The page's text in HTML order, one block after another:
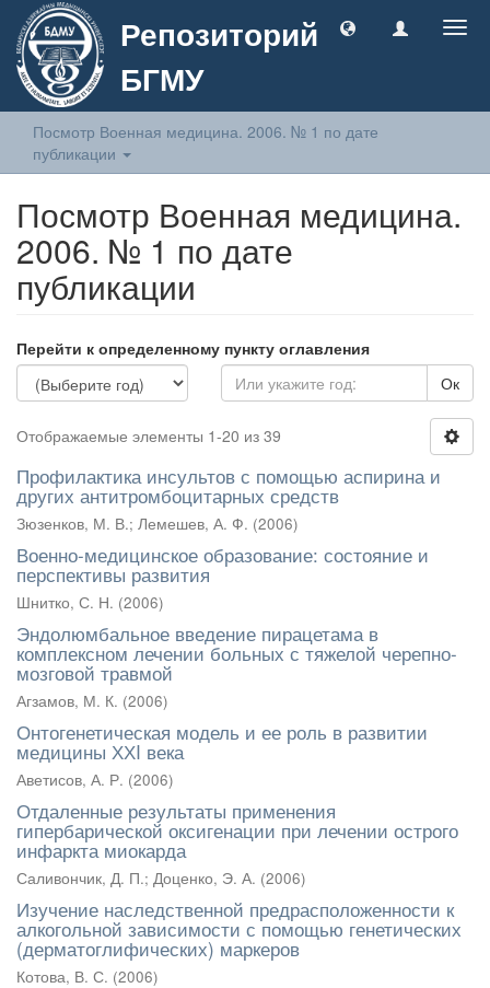
Репозиторий
БГМУ
Посмотр Военная медицина. 2006. № 1 по дате
публикации
Посмотр Военная медицина.
2006. № 1 по дате
публикации
Перейти к определенному пункту оглавления
Ок
Отображаемые элементы 1-20 из 39
Профилактика инсультов с помощью аспирина и
других антитромбоцитарных средств
Зюзенков, М. В.; Лемешев, А. Ф. (2006)
Военно-медицинское образование: состояние и
перспективы развития
Шнитко, С. Н. (2006)
Эндолюмбальное введение пирацетама в
комплексном лечении больных с тяжелой черепно-
мозговой травмой
Агзамов, М. К. (2006)
Онтогенетическая модель и ее роль в развитии
медицины ХХI века
Аветисов, А. Р. (2006)
Отдаленные результаты применения
гипербарической оксигенации при лечении острого
инфаркта миокарда
Саливончик, Д. П.; Доценко, Э. А. (2006)
Изучение наследственной предрасположенности к
алкогольной зависимости с помощью генетических
(дерматоглифических) маркеров
Котова, В. С. (2006)